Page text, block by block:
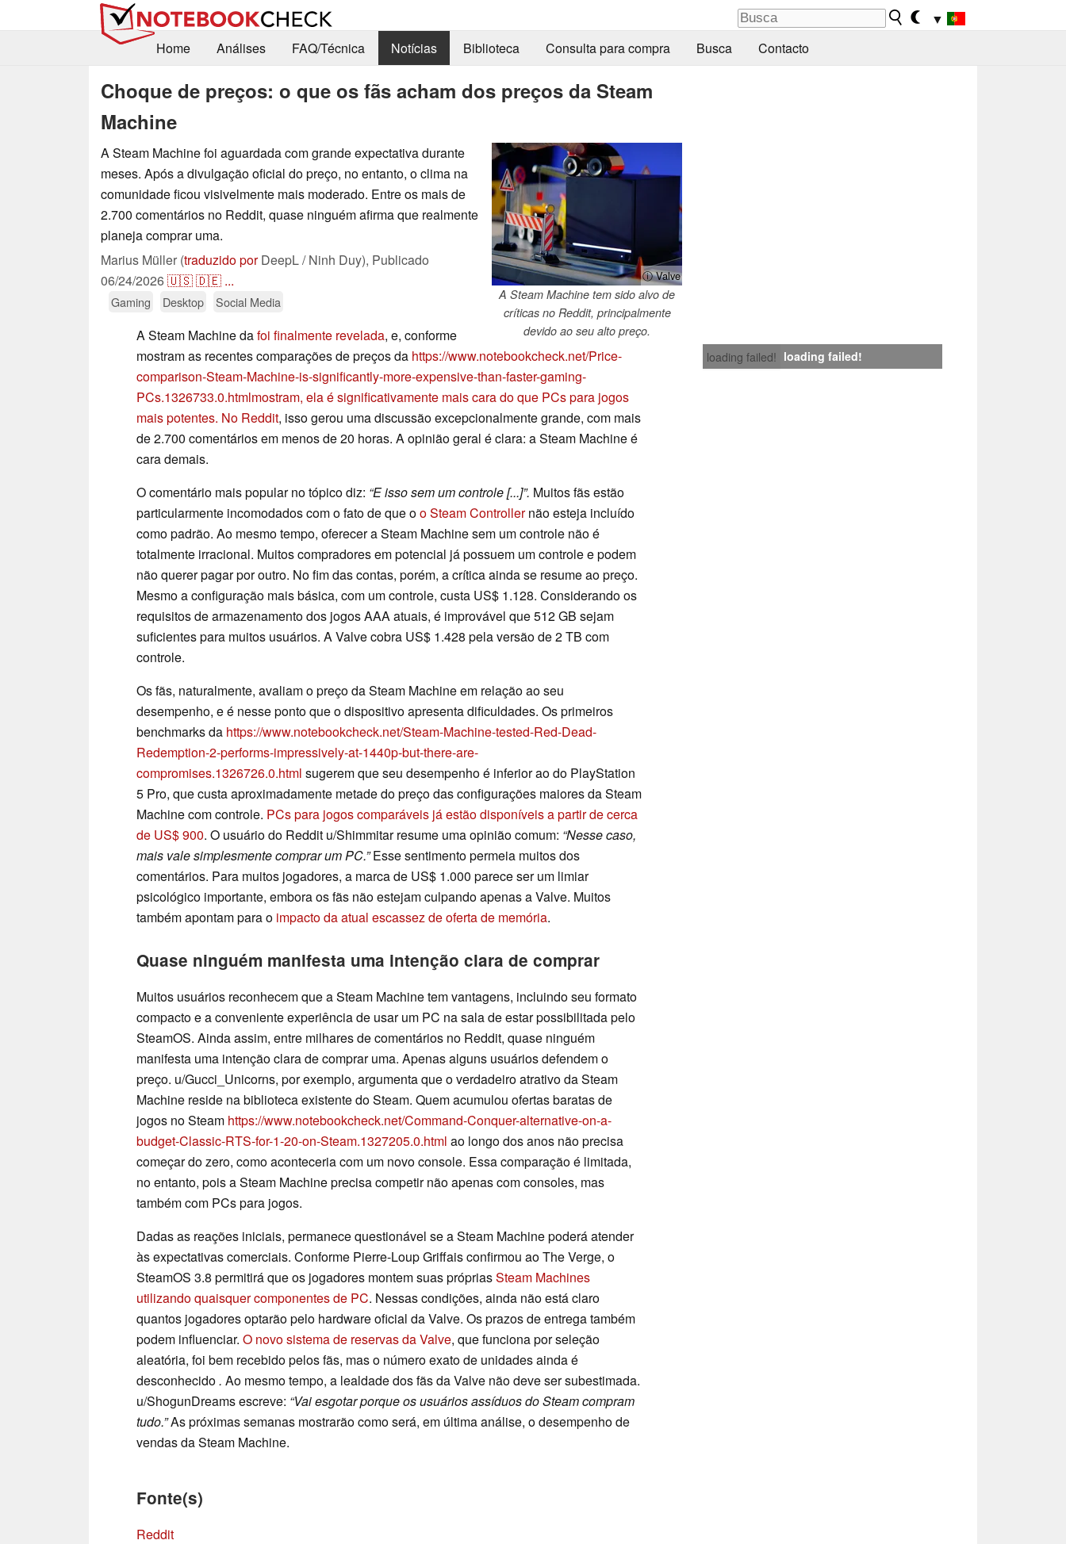
▼
Home
Análises FAQ/Técnica Notícias Biblioteca Consulta para compra Busca Contacto
Choque de preços: o que os fãs acham dos preços da Steam
Machine
ⓘ Valve
A Steam Machine tem sido alvo de
críticas no Reddit, principalmente
devido ao seu alto preço.
A Steam Machine foi aguardada com grande expectativa durante
meses. Após a divulgação oficial do preço, no entanto, o clima na
comunidade ficou visivelmente mais moderado. Entre os mais de
2.700 comentários no Reddit, quase ninguém afirma que realmente
planeja comprar uma.
Marius Müller (traduzido porDeepL / Ninh Duy), Publicado
06/24/2026🇺🇸🇩🇪 ...
Gaming Desktop Social Media
loading failed! loading failed!
A Steam Machine dafoi finalmente revelada, e, conforme
mostram as recentes comparações de preços da https://www.notebookcheck.net/Price-
comparison-Steam-Machine-is-significantly-more-expensive-than-faster-gaming-
PCs.1326733.0.htmlmostram, ela é significativamente mais cara do que PCs para jogos
mais potentes. No Reddit, isso gerou uma discussão excepcionalmente grande, com mais
de 2.700 comentários em menos de 20 horas. A opinião geral é clara: a Steam Machine é
cara demais.
O comentário mais popular no tópico diz: “E isso sem um controle [...]”. Muitos fãs estão
particularmente incomodados com o fato de que oo Steam Controllernão esteja incluído
como padrão. Ao mesmo tempo, oferecer a Steam Machine sem um controle não é
totalmente irracional. Muitos compradores em potencial já possuem um controle e podem
não querer pagar por outro. No fim das contas, porém, a crítica ainda se resume ao preço.
Mesmo a configuração mais básica, com um controle, custa US$ 1.128. Considerando os
requisitos de armazenamento dos jogos AAA atuais, é improvável que 512 GB sejam
suficientes para muitos usuários. A Valve cobra US$ 1.428 pela versão de 2 TB com
controle.
Os fãs, naturalmente, avaliam o preço da Steam Machine em relação ao seu
desempenho, e é nesse ponto que o dispositivo apresenta dificuldades. Os primeiros
benchmarks da https://www.notebookcheck.net/Steam-Machine-tested-Red-Dead-
Redemption-2-performs-impressively-at-1440p-but-there-are-
compromises.1326726.0.html sugerem que seu desempenho é inferior ao do PlayStation
5 Pro, que custa aproximadamente metade do preço das configurações maiores da Steam
Machine com controle. PCs para jogos comparáveis já estão disponíveis a partir de cerca
de US$ 900. O usuário do Reddit u/Shimmitar resume uma opinião comum: “Nesse caso,
mais vale simplesmente comprar um PC.”Esse sentimento permeia muitos dos
comentários. Para muitos jogadores, a marca de US$ 1.000 parece ser um limiar
psicológico importante, embora os fãs não estejam culpando apenas a Valve. Muitos
também apontam para o impacto da atual escassez de oferta de memória.
Quase ninguém manifesta uma intenção clara de comprar
Muitos usuários reconhecem que a Steam Machine tem vantagens, incluindo seu formato
compacto e a conveniente experiência de usar um PC na sala de estar possibilitada pelo
SteamOS. Ainda assim, entre milhares de comentários no Reddit, quase ninguém
manifesta uma intenção clara de comprar uma. Apenas alguns usuários defendem o
preço. u/Gucci_Unicorns, por exemplo, argumenta que o verdadeiro atrativo da Steam
Machine reside na biblioteca existente do Steam. Quem acumulou ofertas baratas de
jogos no Steam https://www.notebookcheck.net/Command-Conquer-alternative-on-a-
budget-Classic-RTS-for-1-20-on-Steam.1327205.0.html ao longo dos anos não precisa
começar do zero, como aconteceria com um novo console. Essa comparação é limitada,
no entanto, pois a Steam Machine precisa competir não apenas com consoles, mas
também com PCs para jogos.
Dadas as reações iniciais, permanece questionável se a Steam Machine poderá atender
às expectativas comerciais. Conforme Pierre-Loup Griffais confirmou ao The Verge, o
SteamOS 3.8 permitirá que os jogadores montem suas própriasSteam Machines
utilizando quaisquer componentes de PC. Nessas condições, ainda não está claro
quantos jogadores optarão pelo hardware oficial da Valve. Os prazos de entrega também
podem influenciar. O novo sistema de reservas da Valve, que funciona por seleção
aleatória, foi bem recebido pelos fãs, mas o número exato de unidades ainda é
desconhecido. Ao mesmo tempo, a lealdade dos fãs da Valve não deve ser subestimada.
u/ShogunDreams escreve: “Vai esgotar porque os usuários assíduos do Steam compram
tudo.”As próximas semanas mostrarão como será, em última análise, o desempenho de
vendas da Steam Machine.
Fonte(s)
Reddit